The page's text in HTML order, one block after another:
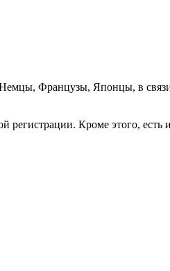
Французы, Японцы, в
регистрации. Кроме этого, есть